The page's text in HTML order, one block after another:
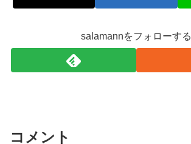
salamannをフォローする
コメント